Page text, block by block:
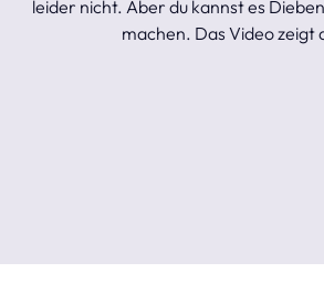
leider nicht. Aber du kannst es
machen. Das Video zeigt